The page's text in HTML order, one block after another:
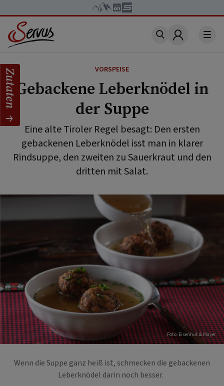
Account
VORSPEISE
Gebackene Leberknödel in
der Suppe
Eine alte Tiroler Regel besagt: Den ersten
gebackenen Leberknödel isst man in klarer
Rindsuppe, den zweiten zu Sauerkraut und den
dritten mit Salat.
Foto: Eisenhut & Mayer
Wenn die Suppe ganz heiß ist, schmecken die gebackenen
Leberknödel darin noch besser.
Zutaten